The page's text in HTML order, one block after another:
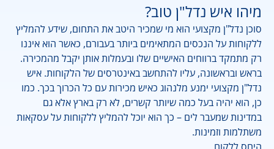
מיהו איש נדל"ן טוב?
סוכן נדל"ן מקצועי הוא מי שמכיר היטב את התחום, שידע להמליץ
ללקוחות על הנכסים המתאימים ביותר בעבורם, כאשר הוא איננו
רק מתמקד ברווחים האישיים שלו ובעמלות אותן יקבל מהמכירה.
בראש ובראשונה, עליו להתחשב באינטרסים של הלקוחות. איש
נדל"ן מקצועי ימנע מלנהוג כאיש מכירות עם כל הכרוך בכך. כמו
כן, הוא יהיה בעל כמה שיותר קשרים, לא רק בארץ אלא גם
במדינות שמעבר לים – כך הוא יוכל להמליץ ללקוחות על עסקאות
משתלמות וזמינות.